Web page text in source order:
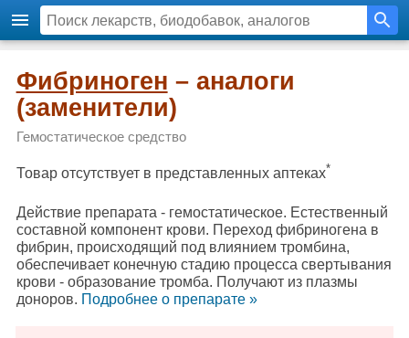
Фибриноген – аналоги
(заменители)
Гемостатическое средство
Товар отсутствует в представленных аптеках*
Действие препарата - гемостатическое. Естественный
составной компонент крови. Переход фибриногена в
фибрин, происходящий под влиянием тромбина,
обеспечивает конечную стадию процесса свертывания
крови - образование тромба. Получают из плазмы
доноров. Подробнee о препарате »